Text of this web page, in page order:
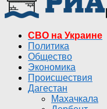
СВО на Украине
Политика
Общество
Экономика
Происшествия
Дагестан
Махачкала